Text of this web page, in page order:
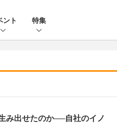
ント 特集
み出せたのか──自社のイノ